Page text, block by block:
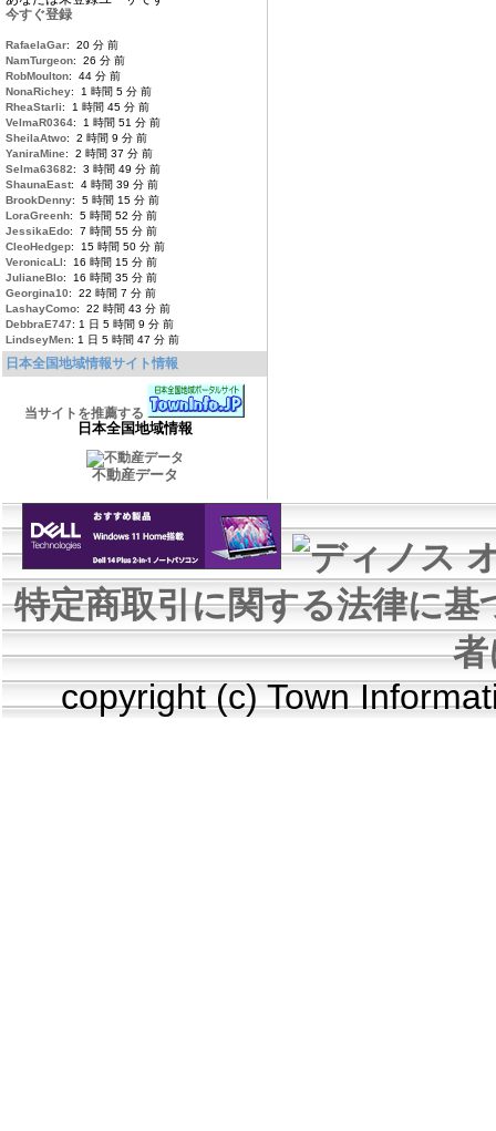
今すぐ登録
RafaelaGar: 20 分 前
NamTurgeon: 26 分 前
RobMoulton: 44 分 前
NonaRichey: 1 時間 5 分 前
RheaStarli: 1 時間 45 分 前
VelmaR0364: 1 時間 51 分 前
SheilaAtwo: 2 時間 9 分 前
YaniraMine: 2 時間 37 分 前
Selma63682: 3 時間 49 分 前
ShaunaEast: 4 時間 39 分 前
BrookDenny: 5 時間 15 分 前
LoraGreenh: 5 時間 52 分 前
JessikaEdo: 7 時間 55 分 前
CleoHedgep: 15 時間 50 分 前
VeronicaLl: 16 時間 15 分 前
JulianeBlo: 16 時間 35 分 前
Georgina10: 22 時間 7 分 前
LashayComo: 22 時間 43 分 前
DebbraE747: 1 日 5 時間 9 分 前
LindseyMen: 1 日 5 時間 47 分 前
日本全国地域情報サイト情報
当サイトを推薦する
日本全国地域情報
不動産データ
特定商取引に関する法律に基
copyright (c) Town